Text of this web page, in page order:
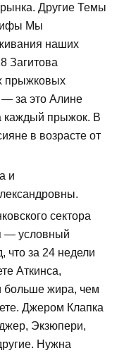
Другие Темы
Мы
наших
Загитова
прыжковых
за это Алине
каждый прыжок. В
в возрасте от
и
сектора
— условный
что за 24 недели
Аткинса,
больше жира, чем
Джером Клапка
Экзюпери,
Нужна